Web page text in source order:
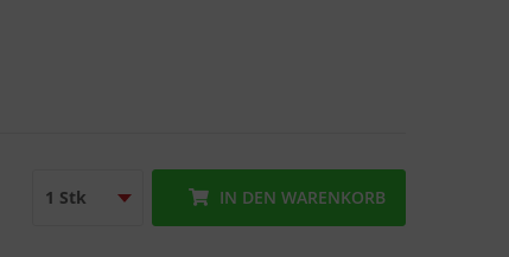
IN DEN WARENKORB